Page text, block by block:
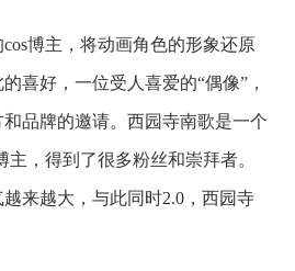
博主，将动画角色的形象还原
喜好，一位受人喜爱的“偶像”，
品牌的邀请。西园寺南歌是一个
主，得到了很多粉丝和崇拜者。
越来越大，与此同时2.0，西园寺